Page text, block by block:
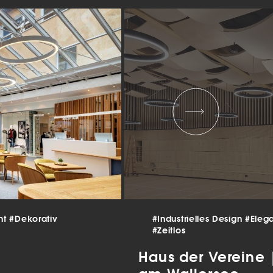
#Dekorativ
#Industrielles Design
#Zeitlos
Haus der
.
Zurück
Statistiken